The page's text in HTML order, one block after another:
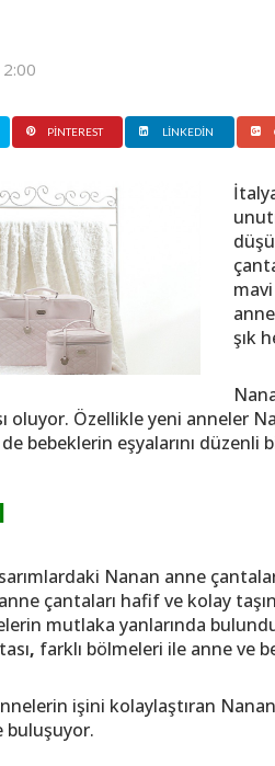
PINTEREST LINKEDIN
şık
oluyor. Özellikle yeni anneler
bebeklerin eşyalarını düzenli
Nanan anne
çantaları hafif ve kolay
mutlaka yanlarında
, farklı bölmeleri ile anne ve
işini kolaylaştıran
buluşuyor.